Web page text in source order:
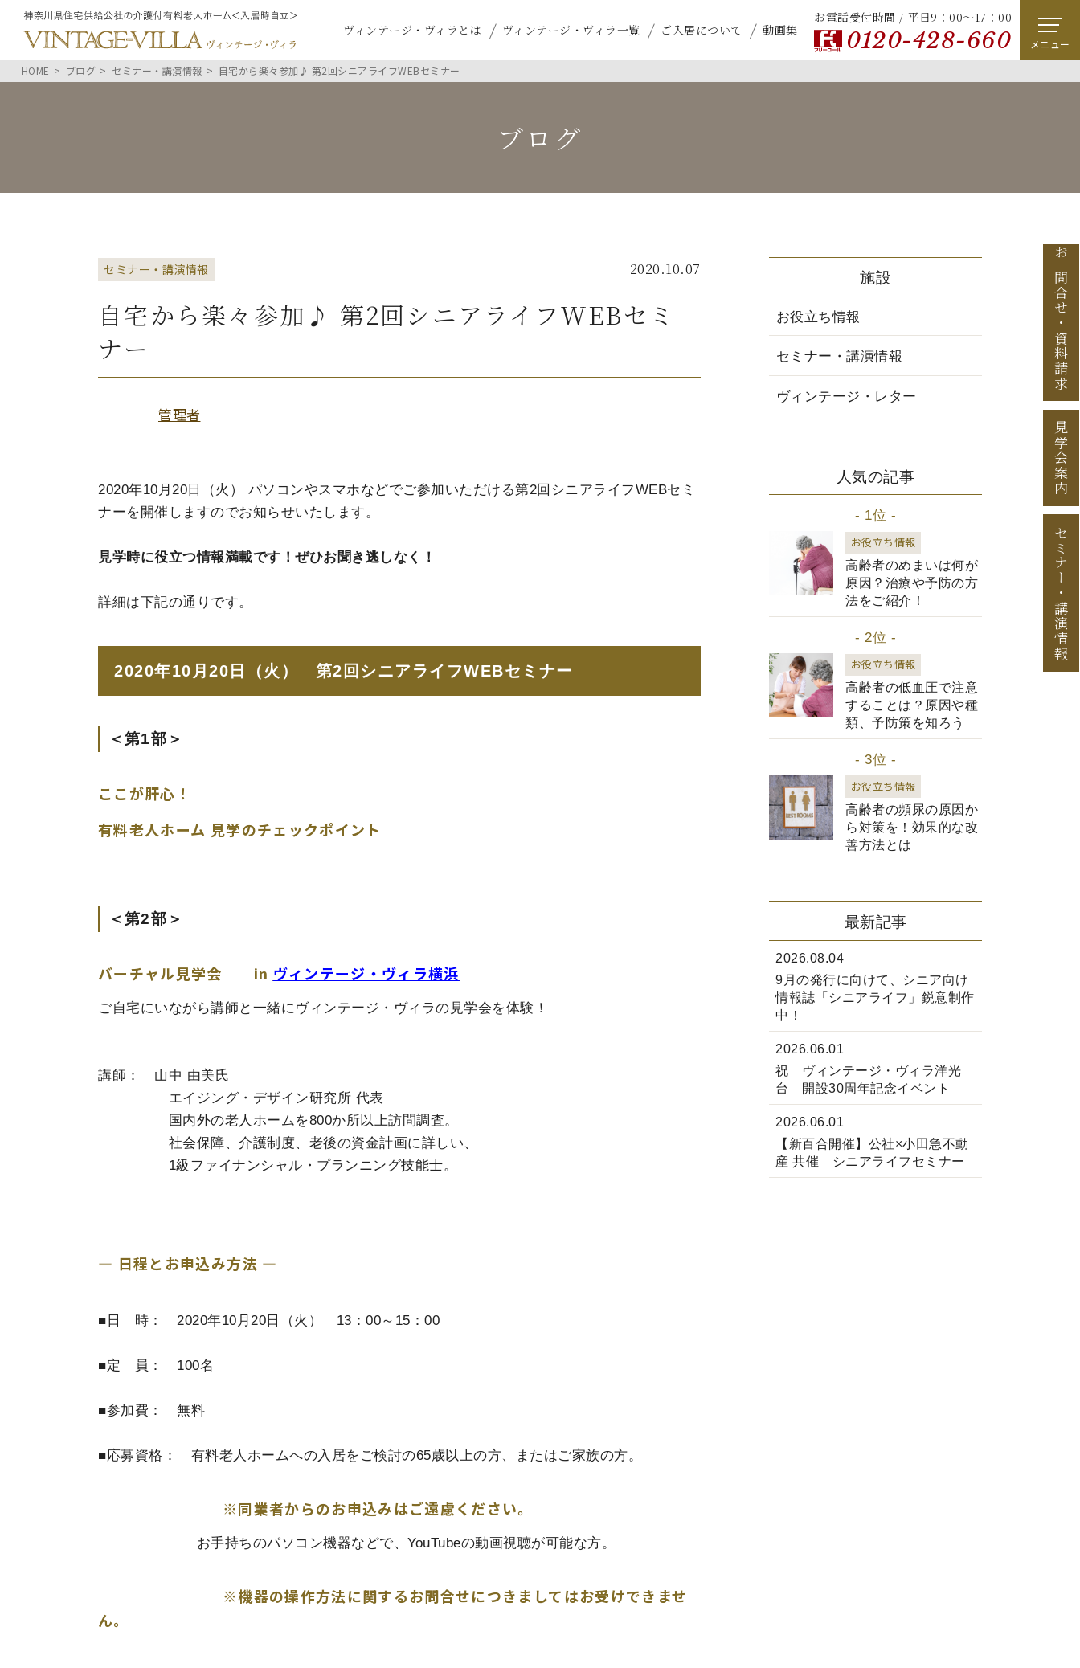
ヴィンテージ・ヴィラとは ヴィンテージ・ヴィラ一覧 ご入居について 動画集
お電話受付時間 / 平日9：00～17：00
0120-428-660
メニュー
HOME
ブログ セミナー・講演情報 自宅から楽々参加♪ 第2回シニアライフWEBセミナー
ブログ
セミナー・講演情報 2020.10.07
自宅から楽々参加♪ 第2回シニアライフWEBセミ
ナー
管理者
2020年10月20日（火） パソコンやスマホなどでご参加いただける第2回シニアライフWEBセミ
ナーを開催しますのでお知らせいたします。
見学時に役立つ情報満載です！ぜひお聞き逃しなく！
詳細は下記の通りです。
2020年10月20日（火） 第2回シニアライフWEBセミナー
＜第1部＞
ここが肝心！
有料老人ホーム 見学のチェックポイント
＜第2部＞
バーチャル見学会 in ヴィンテージ・ヴィラ横浜
ご自宅にいながら講師と一緒にヴィンテージ・ヴィラの見学会を体験！
講師： 山中 由美氏
エイジング・デザイン研究所 代表
国内外の老人ホームを800か所以上訪問調査。
社会保障、介護制度、老後の資金計画に詳しい、
1級ファイナンシャル・プランニング技能士。
― 日程とお申込み方法 ―
■日 時： 2020年10月20日（火） 13：00～15：00
■定 員： 100名
■参加費： 無料
■応募資格： 有料老人ホームへの入居をご検討の65歳以上の方、またはご家族の方。
※同業者からのお申込みはご遠慮ください。
お手持ちのパソコン機器などで、YouTubeの動画視聴が可能な方。
※機器の操作方法に関するお問合せにつきましてはお受けできませ
ん。
施設
お役立ち情報
セミナー・講演情報
ヴィンテージ・レター
人気の記事
- 1位 -
お役立ち情報
高齢者のめまいは何が
原因？治療や予防の方
法をご紹介！
- 2位 -
お役立ち情報
高齢者の低血圧で注意
することは？原因や種
類、予防策を知ろう
- 3位 -
お役立ち情報
高齢者の頻尿の原因か
ら対策を！効果的な改
善方法とは
最新記事
2026.08.04
9月の発行に向けて、シニア向け
情報誌「シニアライフ」鋭意制作
中！
2026.06.01
祝 ヴィンテージ・ヴィラ洋光
台 開設30周年記念イベント
2026.06.01
【新百合開催】公社×小田急不動
産 共催 シニアライフセミナー
お問合せ
・
資料請求
見学会案内
セミナー
・
講演情報